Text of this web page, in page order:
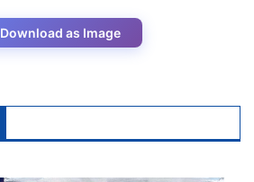
Download as Image